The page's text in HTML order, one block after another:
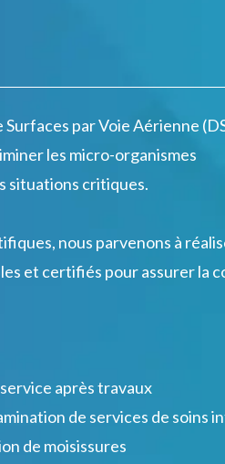
par Voie Aérienne
les micro-organismes
situations critiques.
nous parvenons à
et certifiés pour assurer la
après travaux
de services de soins
de moisissures